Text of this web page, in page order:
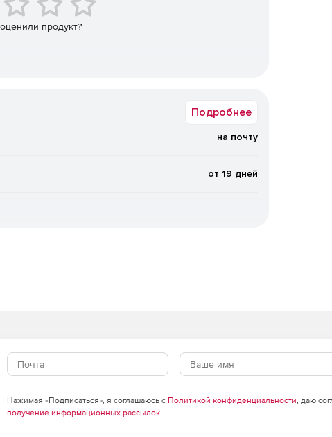
Поддерживаются локальные диски (в том числе
репликация и распределение копий между
резервных копий и хранилищ.
стоимости владения.
Дедупликация и сжатие
на наиболее производительные хосты
носитель.
ИБ.
журнал событий и действий, сбор диагностических
событий в SIEM‑системы через Syslog/CEF,
продукт?
Подробнее
на почту
от 19 дней
Нажимая «Подписаться», я соглашаюсь с Политикой конфиденциальности, даю
получение информационных рассылок.